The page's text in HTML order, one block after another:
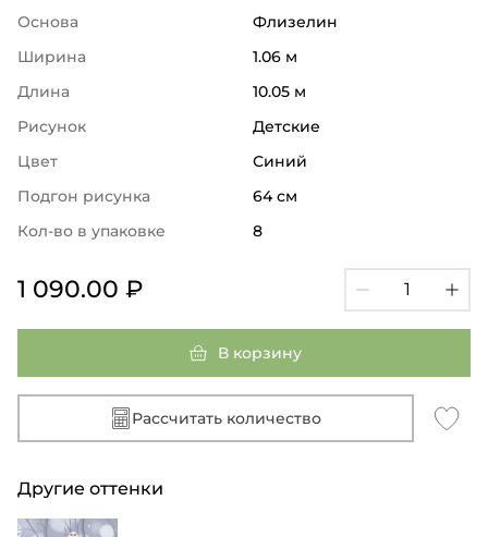
Основа
Флизелин
Ширина
1.06 м
Длина
10.05 м
Рисунок
Детские
Цвет
Синий
Подгон рисунка
64 см
Кол-во в упаковке
8
1 090.00 ₽
В корзину
Рассчитать количество
Другие оттенки